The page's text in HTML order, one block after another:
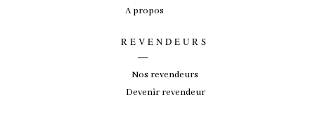
A propos
REVENDEURS
_
Nos revendeurs
Devenir revendeur